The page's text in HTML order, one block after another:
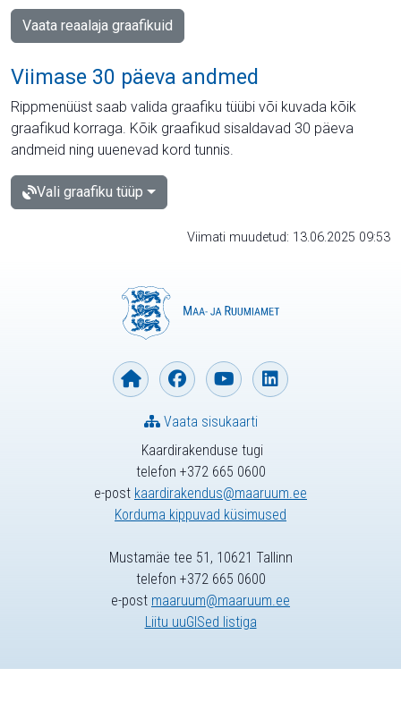
Vaata reaalaja graafikuid
Viimase 30 päeva andmed
Rippmenüüst saab valida graafiku tüübi või kuvada kõik
graafikud korraga. Kõik graafikud sisaldavad 30 päeva
andmeid ning uuenevad kord tunnis.
Vali graafiku tüüp
Viimati muudetud: 13.06.2025 09:53
Kaardirakenduse tugi
telefon +372 665 0600
e-post kaardirakendus@maaruum.ee
Korduma kippuvad küsimused
Vaata sisukaarti
Mustamäe tee 51, 10621 Tallinn
telefon +372 665 0600
e-post maaruum@maaruum.ee
Liitu uuGISed listiga